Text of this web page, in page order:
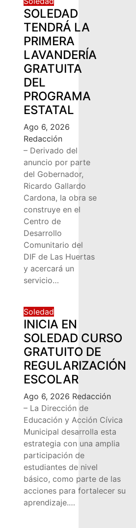
SOLEDAD
TENDRÁ LA
PRIMERA
LAVANDERÍA
GRATUITA
DEL
PROGRAMA
ESTATAL
Ago 6, 2026
Redacción
– Derivado del
anuncio por parte
del Gobernador,
Ricardo Gallardo
Cardona, la obra se
construye en el
Centro de
Desarrollo
Comunitario del
DIF de Las Huertas
y acercará un
servicio…
Soledad
INICIA EN
SOLEDAD CURSO
GRATUITO DE
REGULARIZACIÓN
ESCOLAR
Ago 6, 2026 Redacción
– La Dirección de
Educación y Acción Cívica
Municipal desarrolla esta
estrategia con una amplia
participación de
estudiantes de nivel
básico, como parte de las
acciones para fortalecer su
aprendizaje.…